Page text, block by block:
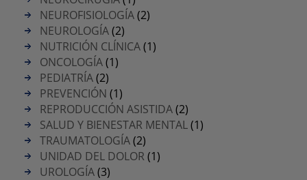
NEUROFISIOLOGÍA(2)
NEUROLOGÍA(2)
NUTRICIÓN CLÍNICA(1)
ONCOLOGÍA(1)
PEDIATRÍA(2)
PREVENCIÓN (1)
REPRODUCCIÓN ASISTIDA(2)
SALUD Y BIENESTAR MENTAL(1)
TRAUMATOLOGÍA(2)
UNIDAD DEL DOLOR(1)
UROLOGÍA(3)